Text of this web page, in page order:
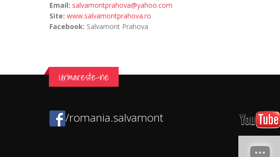
Email: salvamontprahova@yahoo.com
Site: www.salvamontprahova.ro
Facebook: Salvamont Prahova
Urmareste-ne
/romania.salvamont